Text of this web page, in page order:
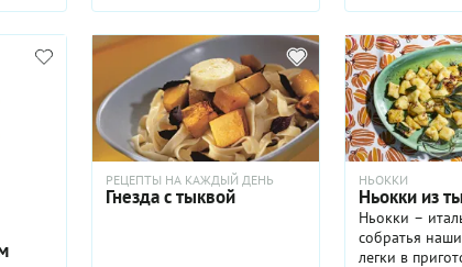
в
А
в
овощ
РЕЦЕПТЫ НА КАЖДЫЙ ДЕНЬ
Гнезда с тыквой
НЬОККИ
Ньокки из
Ньокки –
собратья
легки в